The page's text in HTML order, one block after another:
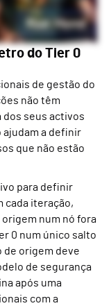
do Tier 0
de gestão do
não têm
seus activos
ajudam a definir
que não estão
para definir
cada iteração,
num nó fora
0 num único salto
de origem deve
de segurança
após uma
com a